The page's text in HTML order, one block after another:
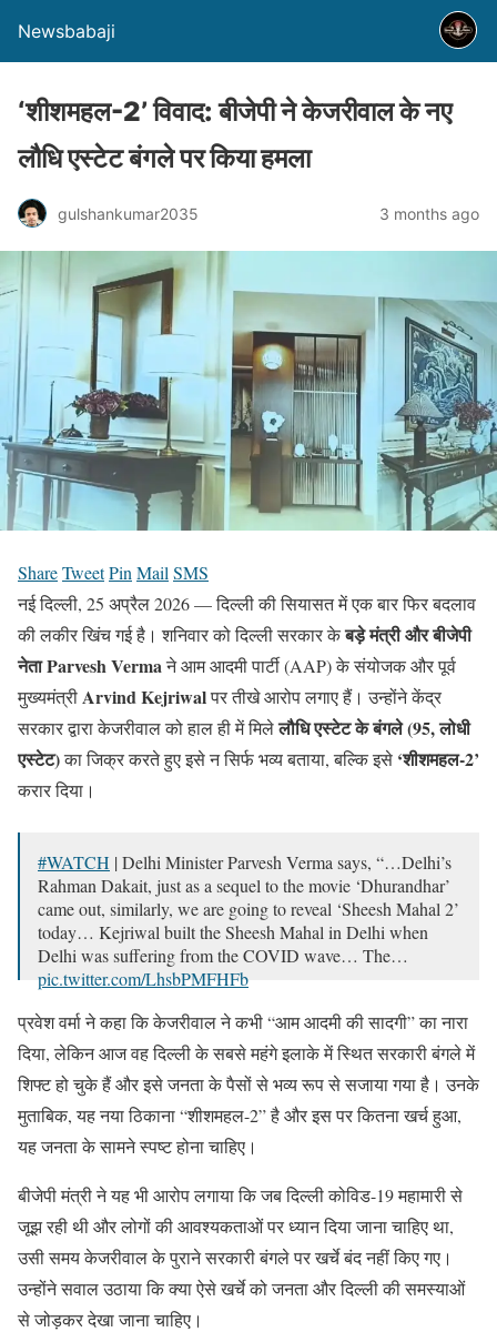
Newsbabaji
‘शीशमहल-2’ विवाद: बीजेपी ने केजरीवाल के नए
लौधि एस्टेट बंगले पर किया हमला
gulshankumar2035 3 months ago
ShareTweetPin Mail SMS
नई दिल्ली, 25 अप्रैल 2026 — दिल्ली की सियासत में एक बार फिर बदलाव
की लकीर खिंच गई है। शनिवार को दिल्ली सरकार केबड़े मंत्री और बीजेपी
नेताParvesh Vermaने आम आदमी पार्टी (AAP) के संयोजक और पूर्व
मुख्यमंत्रीArvind Kejriwalपर तीखे आरोप लगाए हैं। उन्होंने केंद्र
सरकार द्वारा केजरीवाल को हाल ही में मिलेलौधि एस्टेट के बंगले (95,लोधी
एस्टेट)का जिक्र करते हुए इसे न सिर्फ भव्य बताया, बल्कि इसे ‘शीशमहल-2’
करार दिया।
#WATCH | Delhi Minister Parvesh Verma says, “…Delhi’s
Rahman Dakait, just as a sequel to the movie ‘Dhurandhar’
came out, similarly, we are going to reveal ‘Sheesh Mahal 2’
today… Kejriwal built the Sheesh Mahal in Delhi when
Delhi was suffering from the COVID wave… The…
pic.twitter.com/LhsbPMFHFb
— ANI (@ANI)April 25, 2026
प्रवेश वर्मा ने कहा कि केजरीवाल ने कभी “आम आदमी की सादगी” का नारा
दिया, लेकिन आज वह दिल्ली के सबसे महंगे इलाके में स्थित सरकारी बंगले में
शिफ्ट हो चुके हैं और इसे जनता के पैसों से भव्य रूप से सजाया गया है। उनके
मुताबिक, यह नया ठिकाना “शीशमहल-2” है और इस पर कितना खर्च हुआ,
यह जनता के सामने स्पष्ट होना चाहिए।
बीजेपी मंत्री ने यह भी आरोप लगाया कि जब दिल्ली कोविड-19 महामारी से
जूझ रही थी और लोगों की आवश्यकताओं पर ध्यान दिया जाना चाहिए था,
उसी समय केजरीवाल के पुराने सरकारी बंगले पर खर्चे बंद नहीं किए गए।
उन्होंने सवाल उठाया कि क्या ऐसे खर्चे को जनता और दिल्ली की समस्याओं
से जोड़कर देखा जाना चाहिए।